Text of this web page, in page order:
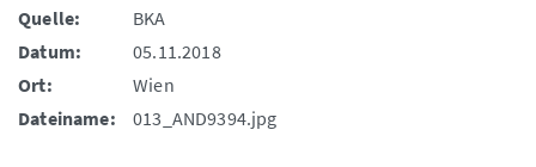
Quelle:
BKA
Datum:
05.11.2018
Ort:
Wien
Dateiname:
013_AND9394.jpg